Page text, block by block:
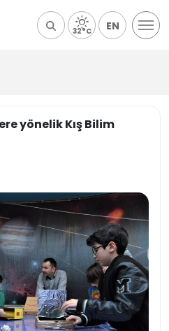
32°C EN
yönelik Kış Bilim